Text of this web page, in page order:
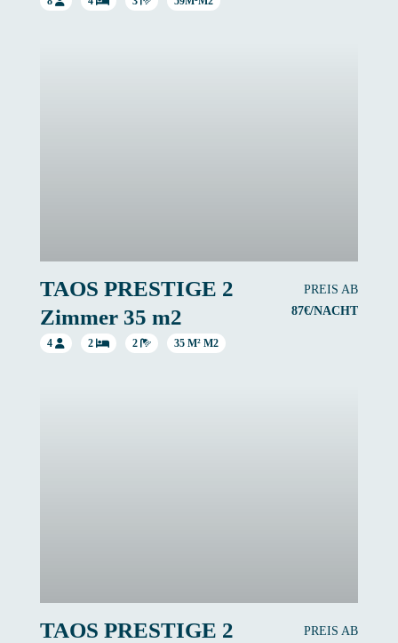
TAOS PRESTIGE 2
Zimmer 35 m2
PREIS AB
87€/NACHT
4 2 2 35 M² M2
TAOS PRESTIGE 2
PREIS AB